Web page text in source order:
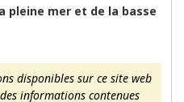
pleine mer et de la basse
disponibles sur ce site web
informations contenues